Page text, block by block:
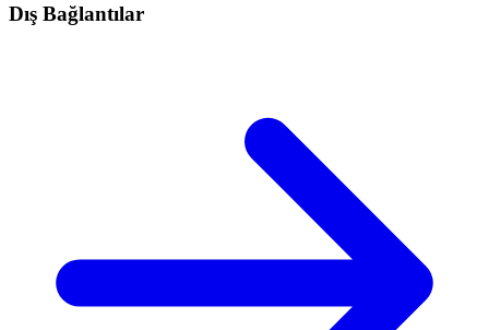
Dış Bağlantılar